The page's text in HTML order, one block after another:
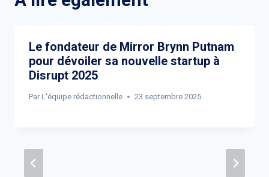
Le fondateur de Mirror Brynn Putnam
pour dévoiler sa nouvelle startup à
Disrupt 2025
Par L'équipe rédactionnelle 23 septembre 2025